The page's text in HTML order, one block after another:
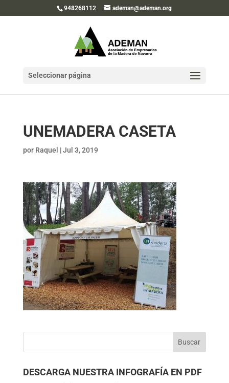
948268112 ademan@ademan.org
Seleccionar página
UNEMADERA CASETA
por Raquel |Jul 3, 2019
DESCARGA NUESTRA INFOGRAFÍA EN PDF